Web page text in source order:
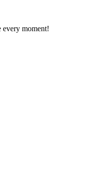
every moment!